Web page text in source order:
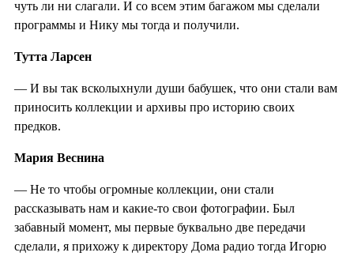
чуть ли ни слагали. И со всем этим багажом мы сделали
программы и Нику мы тогда и получили.
Тутта Ларсен
— И вы так всколыхнули души бабушек, что они стали вам
приносить коллекции и архивы про историю своих
предков.
Мария Веснина
— Не то чтобы огромные коллекции, они стали
рассказывать нам и какие-то свои фотографии. Был
забавный момент, мы первые буквально две передачи
сделали, я прихожу к директору Дома радио тогда Игорю